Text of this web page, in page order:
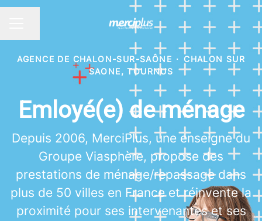
AGENCE DE CHALON-SUR-SAÔNE · CHALON SUR
SAONE, TOURNUS
Emloyé(e) de ménage
Depuis 2006, MerciPlus, une enseigne du
Groupe Viasphère, propose des
prestations de ménage/repassage dans
plus de 50 villes en France et réinvente la
proximité pour ses intervenantes et ses